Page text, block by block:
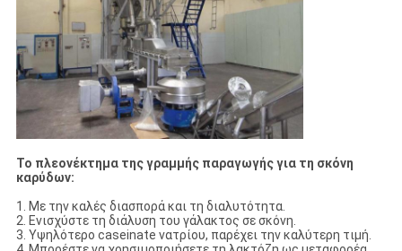
Το πλεονέκτημα της γραμμής παραγωγής για τη σκόνη
καρύδων:
1. Με την καλές διασπορά και τη διαλυτότητα.
2. Ενισχύστε τη διάλυση του γάλακτος σε σκόνη.
3. Υψηλότερο caseinate νατρίου, παρέχει την καλύτερη τιμή.